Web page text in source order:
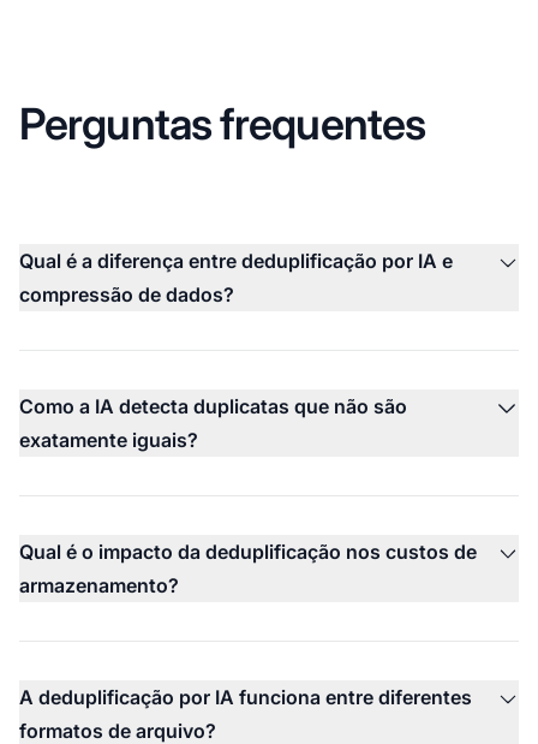
Perguntas frequentes
Qual é a diferença entre deduplificação por IA e
compressão de dados?
Como a IA detecta duplicatas que não são
exatamente iguais?
Qual é o impacto da deduplificação nos custos de
armazenamento?
A deduplificação por IA funciona entre diferentes
formatos de arquivo?